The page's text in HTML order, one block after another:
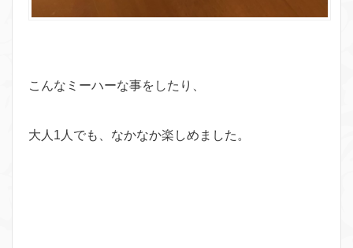
こんなミーハーな事をしたり、
大人1人でも、なかなか楽しめました。